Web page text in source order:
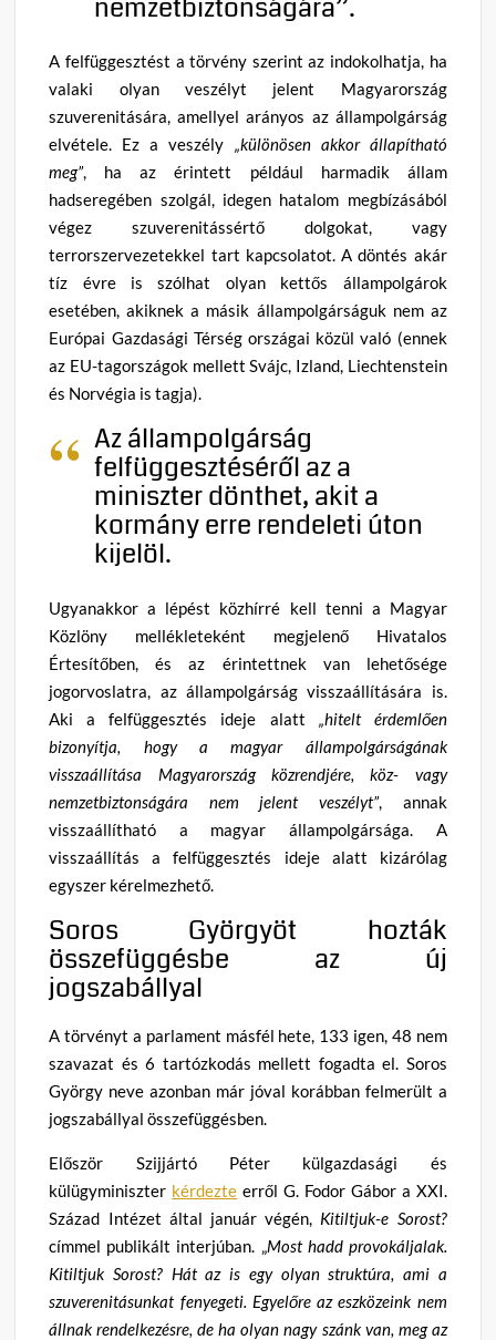
nemzetbiztonságára”.
A felfüggesztést a törvény szerint az indokolhatja, ha
valaki olyan veszélyt jelent Magyarország
szuverenitására, amellyel arányos az állampolgárság
elvétele. Ez a veszély „különösen akkor állapítható
meg”, ha az érintett például harmadik állam
hadseregében szolgál, idegen hatalom megbízásából
végez szuverenitássértő dolgokat, vagy
terrorszervezetekkel tart kapcsolatot. A döntés akár
tíz évre is szólhat olyan kettős állampolgárok
esetében, akiknek a másik állampolgárságuk nem az
Európai Gazdasági Térség országai közül való (ennek
az EU-tagországok mellett Svájc, Izland, Liechtenstein
és Norvégia is tagja).
Az állampolgárság
felfüggesztéséről az a
miniszter dönthet, akit a
kormány erre rendeleti úton
kijelöl.
Ugyanakkor a lépést közhírré kell tenni a Magyar
Közlöny mellékleteként megjelenő Hivatalos
Értesítőben, és az érintettnek van lehetősége
jogorvoslatra, az állampolgárság visszaállítására is.
Aki a felfüggesztés ideje alatt „hitelt érdemlően
bizonyítja, hogy a magyar állampolgárságának
visszaállítása Magyarország közrendjére, köz- vagy
nemzetbiztonságára nem jelent veszélyt”, annak
visszaállítható a magyar állampolgársága. A
visszaállítás a felfüggesztés ideje alatt kizárólag
egyszer kérelmezhető.
Soros Györgyöt hozták
összefüggésbe az új
jogszabállyal
A törvényt a parlament másfél hete, 133 igen, 48 nem
szavazat és 6 tartózkodás mellett fogadta el. Soros
György neve azonban már jóval korábban felmerült a
jogszabállyal összefüggésben.
Először Szijjártó Péter külgazdasági és
külügyminiszter kérdezte erről G. Fodor Gábor a XXI.
Század Intézet által január végén, Kitiltjuk-e Sorost?
címmel publikált interjúban. „Most hadd provokáljalak.
Kitiltjuk Sorost? Hát az is egy olyan struktúra, ami a
szuverenitásunkat fenyegeti. Egyelőre az eszközeink nem
állnak rendelkezésre, de ha olyan nagy szánk van, meg az